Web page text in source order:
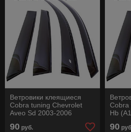
Ветровики клеящиеся
Cobra tuning Chevrolet
Aveo Sd 2003-2006
90 руб.
Cobra
Hb
90